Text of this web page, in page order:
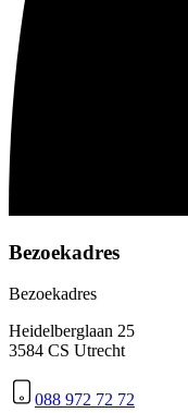
Bezoekadres
Bezoekadres
Heidelberglaan 25
3584 CS Utrecht
088 972 72 72